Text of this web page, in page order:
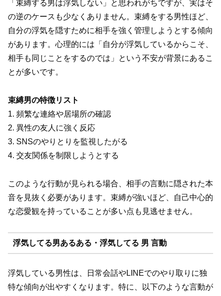
「束縛する男は浮気しない」と思われがちですが、実はそ
の逆のケースも少なくありません。束縛をする男性ほど、
自分の浮気を隠すために相手を強く管理しようとする傾向
があります。心理的には「自分が浮気しているからこそ、
相手も同じことをするのでは」という不安が背景にあるこ
とが多いです。
束縛男の特徴リスト
1. 頻繁な連絡や居場所の確認
2. 異性の友人に強く反応
3. SNSのやりとりを監視したがる
4. 交友関係を制限しようとする
このような行動が見られる場合、相手の言動に隠された本
音を見抜く必要があります。束縛が強いほど、自己中心的
な恋愛観を持っていることが多い点も見逃せません。
浮気してる男あるある・浮気してる 男 言動
浮気している男性は、日常会話やLINEでのやり取りに独
特な傾向が出やすくなります。特に、以下のような言動が